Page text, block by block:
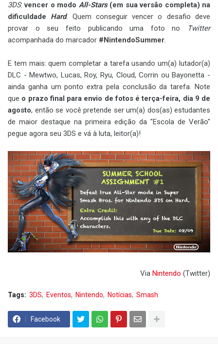
3DS:vencer o modo All-Stars(em sua versão completa) na
dificuldade Hard. Quem conseguir vencer o desafio deve
provar o seu feito publicando uma foto no
Twitter
acompanhada do marcador #NintendoSummer.
E tem mais: quem completar a tarefa usando um(a) lutador(a)
DLC - Mewtwo, Lucas, Roy, Ryu, Cloud, Corrin ou Bayonetta -
ainda ganha um ponto extra pela conclusão da tarefa. Note
que o prazo final para envio de fotos é terça-feira, dia 9 de
agosto, então se você pretende ser um(a) dos(as) estudantes
de maior destaque na primeira edição da "Escola de Verão"
pegue agora seu 3DS e vá à luta, leitor(a)!
Via Nintendo (Twitter)
Tags: 3DS Eventos Nintendo Notícias Smash
Facebook